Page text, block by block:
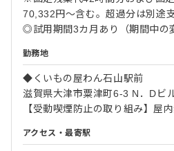
70,332円～含む。超過分は別途
◎試用期間3カ月あり（期間中の
勤務地
◆くいもの屋わん石山駅前
滋賀県大津市粟津町6-3 N．Dビ
【受動喫煙防止の取り組み】屋
アクセス・最寄駅